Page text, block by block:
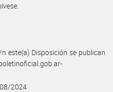
este(a) Disposición se publican
2024